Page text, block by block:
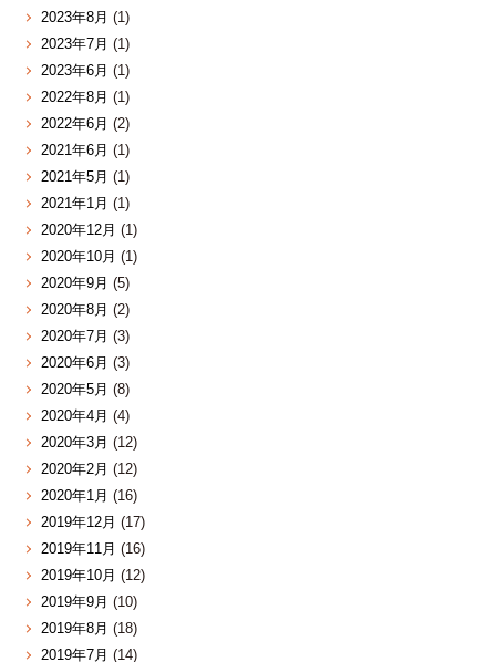
2023年8月 (1)
2023年7月 (1)
2023年6月 (1)
2022年8月 (1)
2022年6月 (2)
2021年6月 (1)
2021年5月 (1)
2021年1月 (1)
2020年12月 (1)
2020年10月 (1)
2020年9月 (5)
2020年8月 (2)
2020年7月 (3)
2020年6月 (3)
2020年5月 (8)
2020年4月 (4)
2020年3月 (12)
2020年2月 (12)
2020年1月 (16)
2019年12月 (17)
2019年11月 (16)
2019年10月 (12)
2019年9月 (10)
2019年8月 (18)
2019年7月 (14)